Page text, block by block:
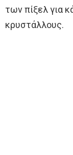
των πίξελ για
κρυστάλλους.